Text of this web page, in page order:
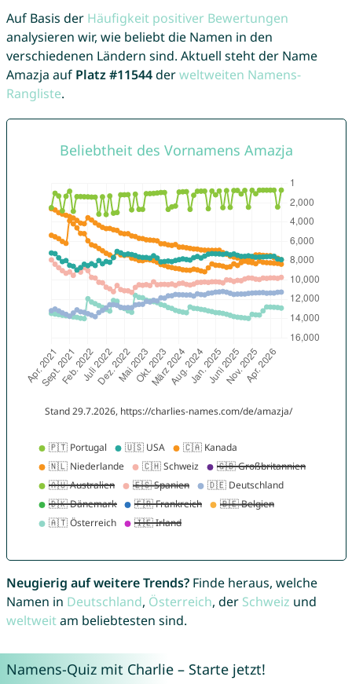
Auf Basis der Häufigkeit positiver Bewertungen
analysieren wir, wie beliebt die Namen in den
verschiedenen Ländern sind. Aktuell steht der Name
Amazja auf Platz #11544derweltweiten Namens-
Rangliste.
Neugierig auf weitere Trends?Finde heraus, welche
Namen in Deutschland, Österreich, der Schweiz und
weltweitam beliebtesten sind.
Namens-Quiz mit Charlie – Starte jetzt!